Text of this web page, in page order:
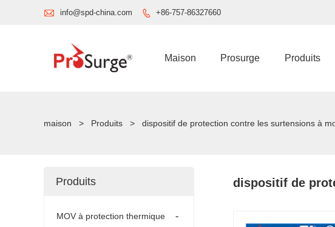
 info@spd-china.com  +86-757-86327660
Maison Prosurge Produits
maison > Produits > dispositif de protection contre les surtensions à
dispositif de
Produits
-
MOV à protection thermique